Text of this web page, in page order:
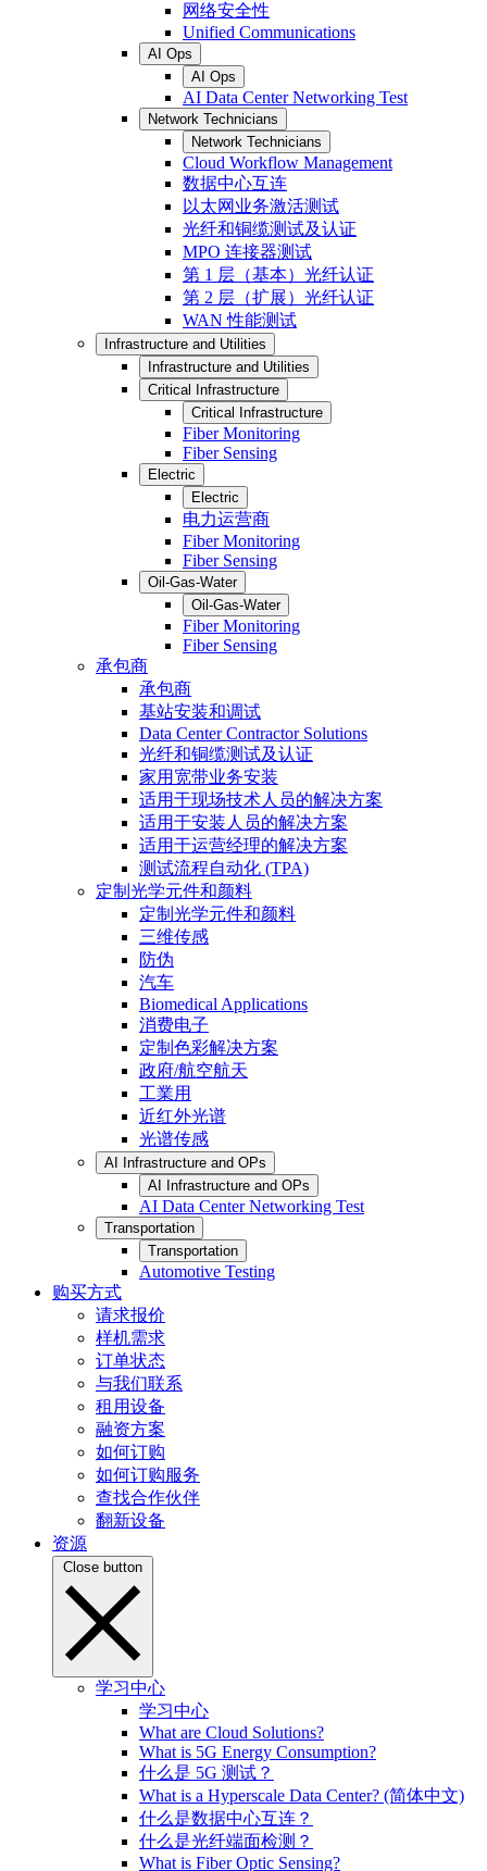
网络安全性
Unified Communications
AI Ops
AI Ops
AI Data Center Networking Test
Network Technicians
Network Technicians
Cloud Workflow Management
数据中心互连
以太网业务激活测试
光纤和铜缆测试及认证
MPO 连接器测试
第 1 层（基本）光纤认证
第 2 层（扩展）光纤认证
WAN 性能测试
Infrastructure and Utilities
Infrastructure and Utilities
Critical Infrastructure
Critical Infrastructure
Fiber Monitoring
Fiber Sensing
Electric
Electric
电力运营商
Fiber Monitoring
Fiber Sensing
Oil-Gas-Water
Oil-Gas-Water
Fiber Monitoring
Fiber Sensing
承包商
承包商
基站安装和调试
Data Center Contractor Solutions
光纤和铜缆测试及认证
家用宽带业务安装
适用于现场技术人员的解决方案
适用于安装人员的解决方案
适用于运营经理的解决方案
测试流程自动化 (TPA)
定制光学元件和颜料
定制光学元件和颜料
三维传感
防伪
汽车
Biomedical Applications
消费电子
定制色彩解决方案
政府/航空航天
工業用
近红外光谱
光谱传感
AI Infrastructure and OPs
AI Infrastructure and OPs
AI Data Center Networking Test
Transportation
Transportation
Automotive Testing
购买方式
请求报价
样机需求
订单状态
与我们联系
租用设备
融资方案
如何订购
如何订购服务
查找合作伙伴
翻新设备
资源
Close button
学习中心
学习中心
What are Cloud Solutions?
What is 5G Energy Consumption?
什么是 5G 测试？
What is a Hyperscale Data Center? (简体中文)
什么是数据中心互连？
什么是光纤端面检测？
What is Fiber Optic Sensing?